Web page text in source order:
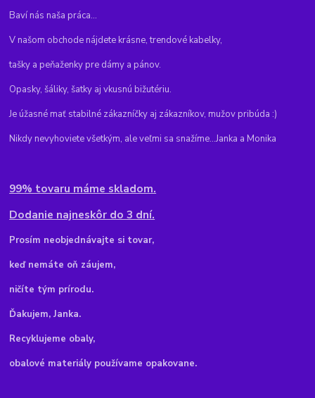
Baví nás naša práca...
V našom obchode nájdete krásne, trendové kabelky,
tašky a peňaženky pre dámy a pánov.
Opasky, šáliky, šatky aj vkusnú bižutériu.
Je úžasné mať stabilné zákazníčky aj zákazníkov, mužov pribúda :)
Nikdy nevyhoviete všetkým, ale veľmi sa snažíme...Janka a Monika
99% tovaru máme skladom.
Dodanie najneskôr do 3 dní.
Prosím neobjednávajte si tovar,
keď nemáte oň záujem,
ničíte tým prírodu.
Ďakujem, Janka.
Recyklujeme obaly,
obalové materiály používame opakovane.